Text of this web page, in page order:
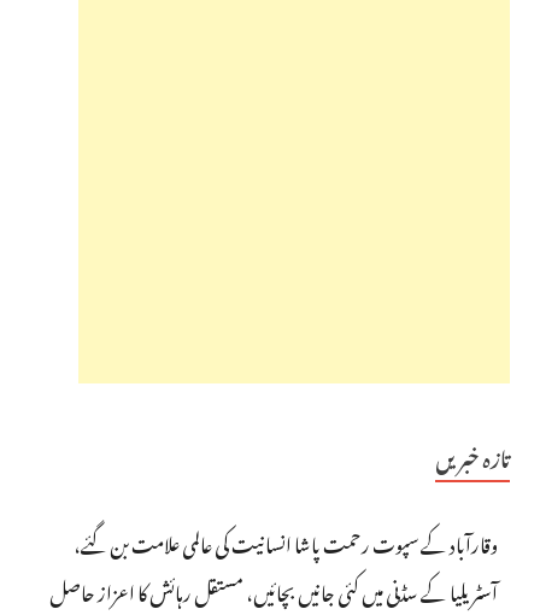
تازہ خبریں
وقارآباد کے سپوت رحمت پاشا انسانیت کی عالمی علامت بن گئے،
آسٹریلیا کے سڈنی میں کئی جانیں بچائیں، مستقل رہائش کا اعزاز حاصل